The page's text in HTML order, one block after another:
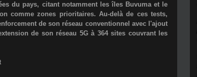
du pays, citant notamment les îles Buvuma et le
comme zones prioritaires. Au-delà de ces tests,
de son réseau conventionnel avec l'ajout
de son réseau 5G à 364 sites couvrant les